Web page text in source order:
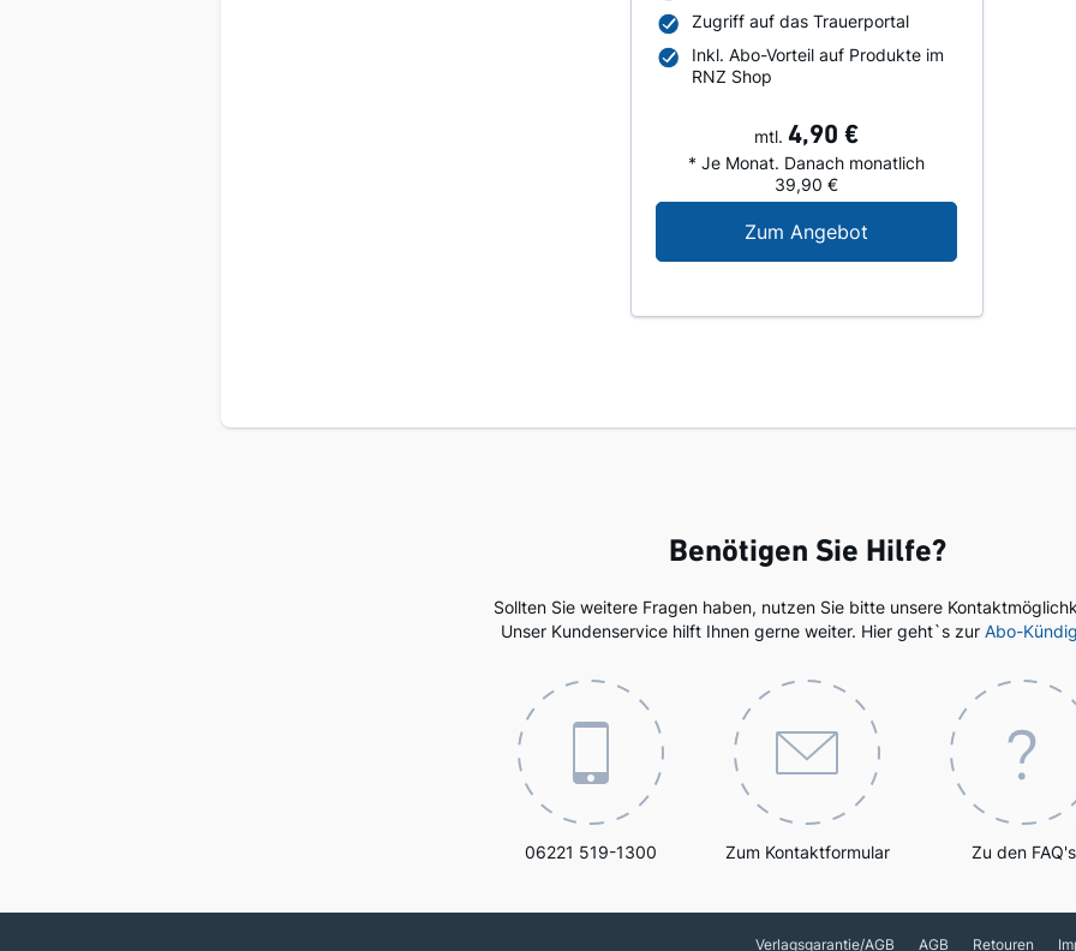
Zugriff auf das Trauerportal
Inkl. Abo-Vorteil auf Produkte im
RNZ Shop
mtl. 4,90 €
* Je Monat. Danach monatlich
39,90 €
Zum Angebot
Benötigen Sie Hilfe?
Sollten Sie weitere Fragen haben, nutzen Sie bitte unsere
Unser Kundenservice hilft Ihnen gerne weiter. Hier geht`s zur Abo-
06221 519-1300 Zum Kontaktformular Zu den FAQ's
Verlagsgarantie/AGB AGB Retouren